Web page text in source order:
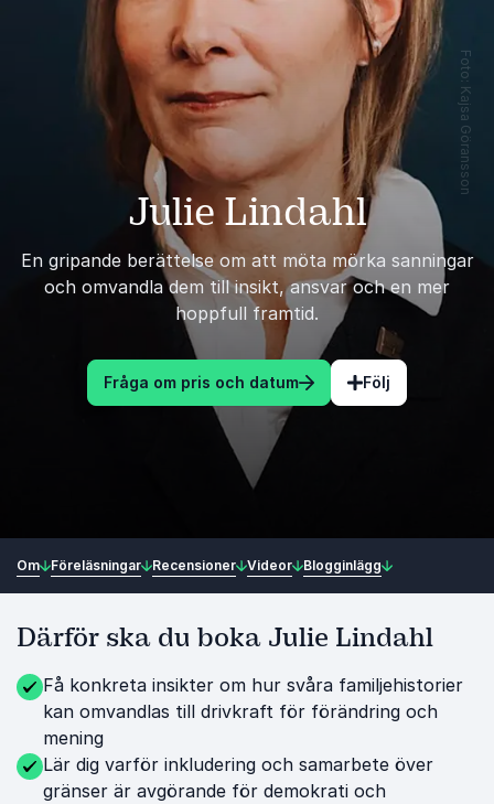
Julie Lindahl
En gripande berättelse om att möta mörka sanningar
och omvandla dem till insikt, ansvar och en mer
hoppfull framtid.
Fråga om pris och datum Följ
Foto: Kajsa Göransson
Om Föreläsningar Recensioner Videor Blogginlägg
Därför ska du boka Julie Lindahl
Få konkreta insikter om hur svåra familjehistorier
kan omvandlas till drivkraft för förändring och
mening
Lär dig varför inkludering och samarbete över
gränser är avgörande för demokrati och